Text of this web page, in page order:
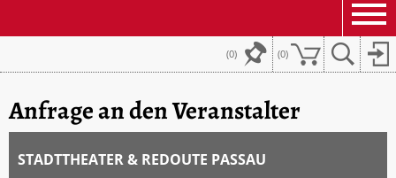
(0) (0)
Anfrage an den Veranstalter
STADTTHEATER & REDOUTE PASSAU